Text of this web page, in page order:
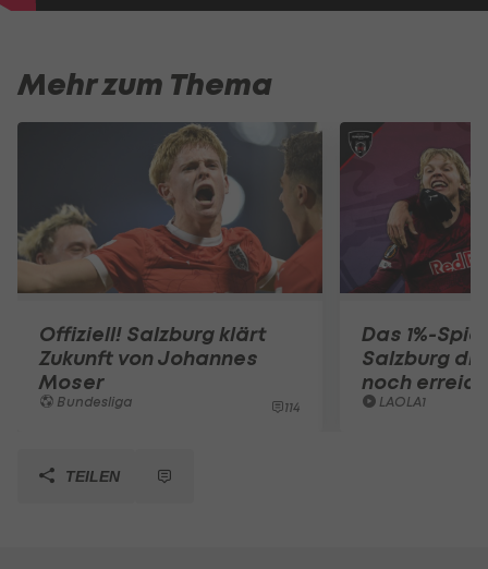
Mehr zum Thema
Offiziell! Salzburg klärt
Zukunft von Johannes
Moser
Bundesliga 114
Das 1%-
Salzburg
noch
LAOLA1
TEILEN